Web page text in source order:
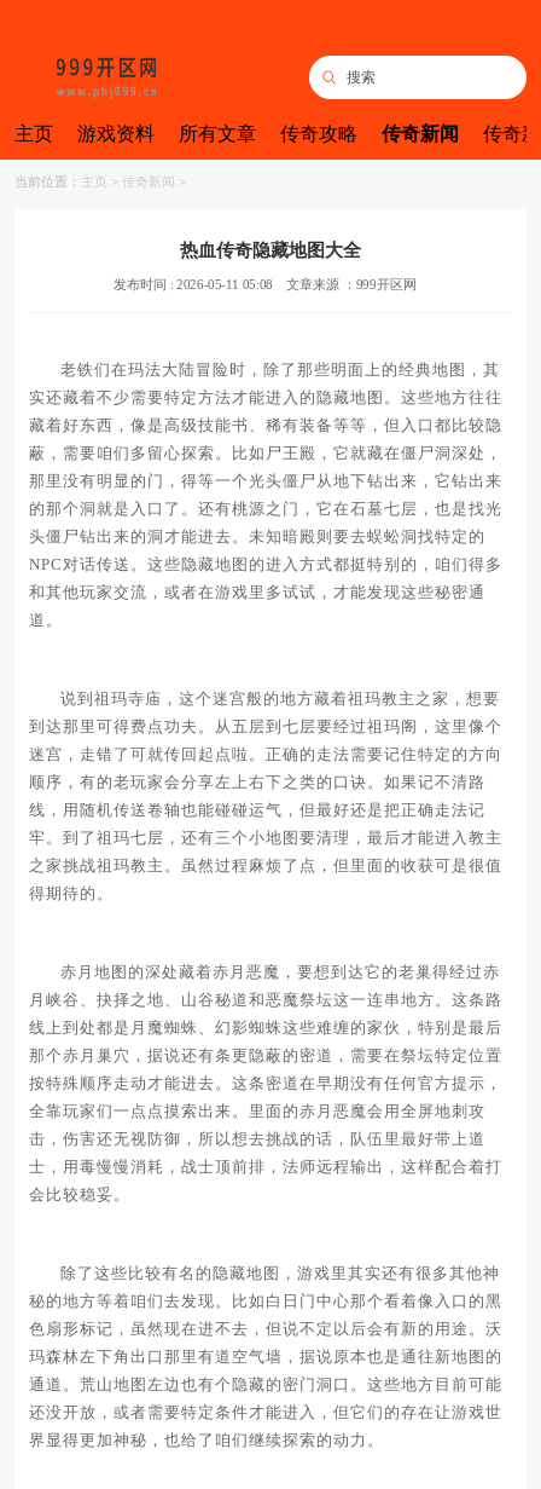
主页 游戏资料 所有文章 传奇攻略 传奇新闻 传奇
当前位置： 主页 > 传奇新闻 >
热血传奇隐藏地图大全
发布时间 : 2026-05-11 05:08 文章来源 ：999开区网
老铁们在玛法大陆冒险时，除了那些明面上的经典地图，其
实还藏着不少需要特定方法才能进入的隐藏地图。这些地方往往
藏着好东西，像是高级技能书、稀有装备等等，但入口都比较隐
蔽，需要咱们多留心探索。比如尸王殿，它就藏在僵尸洞深处，
那里没有明显的门，得等一个光头僵尸从地下钻出来，它钻出来
的那个洞就是入口了。还有桃源之门，它在石墓七层，也是找光
头僵尸钻出来的洞才能进去。未知暗殿则要去蜈蚣洞找特定的
NPC对话传送。这些隐藏地图的进入方式都挺特别的，咱们得多
和其他玩家交流，或者在游戏里多试试，才能发现这些秘密通
道。
说到祖玛寺庙，这个迷宫般的地方藏着祖玛教主之家，想要
到达那里可得费点功夫。从五层到七层要经过祖玛阁，这里像个
迷宫，走错了可就传回起点啦。正确的走法需要记住特定的方向
顺序，有的老玩家会分享左上右下之类的口诀。如果记不清路
线，用随机传送卷轴也能碰碰运气，但最好还是把正确走法记
牢。到了祖玛七层，还有三个小地图要清理，最后才能进入教主
之家挑战祖玛教主。虽然过程麻烦了点，但里面的收获可是很值
得期待的。
赤月地图的深处藏着赤月恶魔，要想到达它的老巢得经过赤
月峡谷、抉择之地、山谷秘道和恶魔祭坛这一连串地方。这条路
线上到处都是月魔蜘蛛、幻影蜘蛛这些难缠的家伙，特别是最后
那个赤月巢穴，据说还有条更隐蔽的密道，需要在祭坛特定位置
按特殊顺序走动才能进去。这条密道在早期没有任何官方提示，
全靠玩家们一点点摸索出来。里面的赤月恶魔会用全屏地刺攻
击，伤害还无视防御，所以想去挑战的话，队伍里最好带上道
士，用毒慢慢消耗，战士顶前排，法师远程输出，这样配合着打
会比较稳妥。
除了这些比较有名的隐藏地图，游戏里其实还有很多其他神
秘的地方等着咱们去发现。比如白日门中心那个看着像入口的黑
色扇形标记，虽然现在进不去，但说不定以后会有新的用途。沃
玛森林左下角出口那里有道空气墙，据说原本也是通往新地图的
通道。荒山地图左边也有个隐藏的密门洞口。这些地方目前可能
还没开放，或者需要特定条件才能进入，但它们的存在让游戏世
界显得更加神秘，也给了咱们继续探索的动力。